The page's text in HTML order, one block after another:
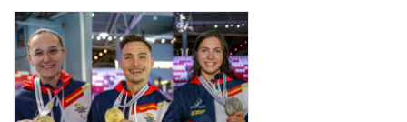
DE
NATACIÓN
PARALÍMPICA